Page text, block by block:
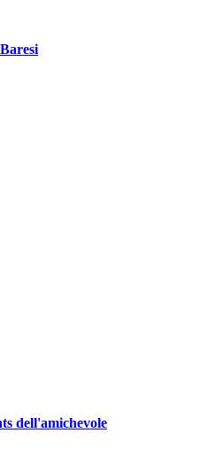
dell'amichevole